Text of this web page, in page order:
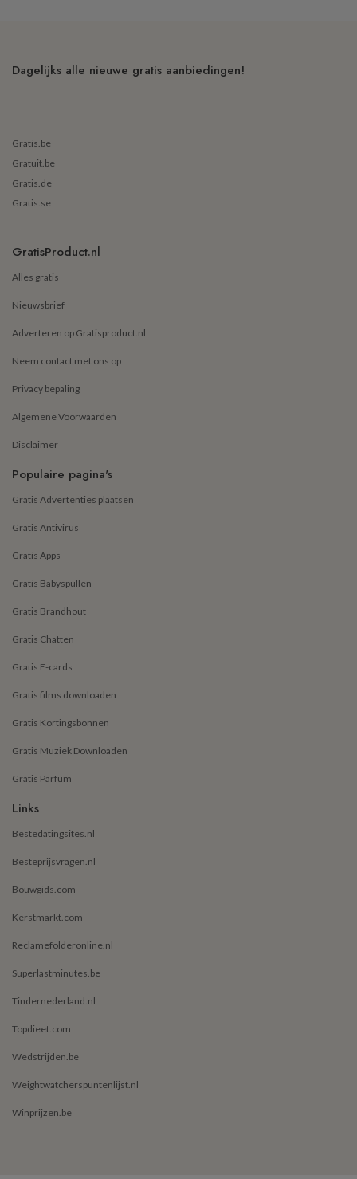
Dagelijks alle nieuwe gratis aanbiedingen!
Gratis.be
Gratuit.be
Gratis.de
Gratis.se
GratisProduct.nl
Alles gratis
Nieuwsbrief
Adverteren op Gratisproduct.nl
Neem contact met ons op
Privacy bepaling
Algemene Voorwaarden
Disclaimer
Populaire pagina's
Gratis Advertenties plaatsen
Gratis Antivirus
Gratis Apps
Gratis Babyspullen
Gratis Brandhout
Gratis Chatten
Gratis E-cards
Gratis films downloaden
Gratis Kortingsbonnen
Gratis Muziek Downloaden
Gratis Parfum
Links
Bestedatingsites.nl
Besteprijsvragen.nl
Bouwgids.com
Kerstmarkt.com
Reclamefolderonline.nl
Superlastminutes.be
Tindernederland.nl
Topdieet.com
Wedstrijden.be
Weightwatcherspuntenlijst.nl
Winprijzen.be